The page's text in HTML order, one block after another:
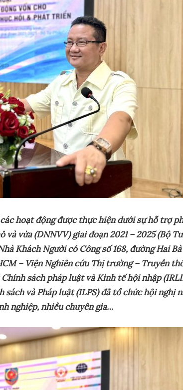
hoạt động được thực hiện dưới sự hỗ trợ
và vừa (DNNVV) giai đoạn 2021 – 2025 (Bộ
Khách Người có Công số 168, đường Hai
– Viện Nghiên cứu Thị trường – Truyền
sách pháp luật và Kinh tế hội nhập
và Pháp luật (ILPS) đã tổ chức hội nghị
nghiệp, nhiều chuyên gia…